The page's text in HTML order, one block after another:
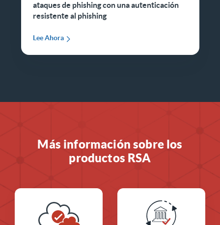
ataques de phishing con una autenticación
resistente al phishing
Lee Ahora
Más información sobre los
productos RSA